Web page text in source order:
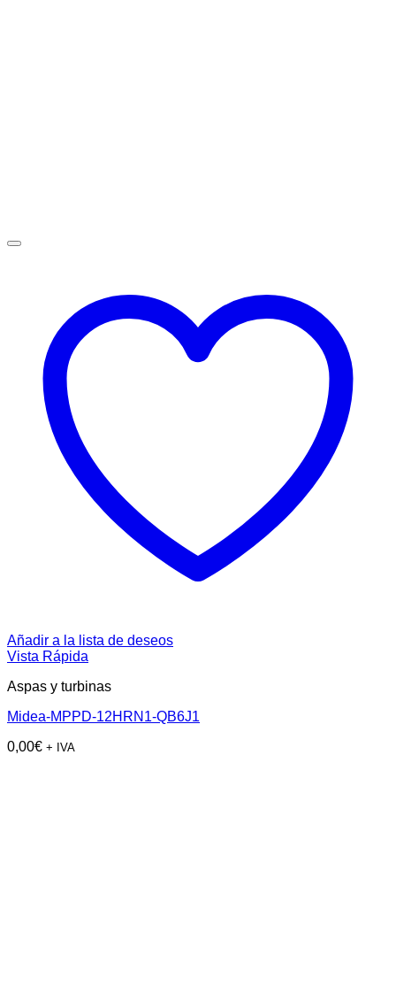
Añadir a la lista de deseos
Vista Rápida
Aspas y turbinas
Midea-MPPD-12HRN1-QB6J1
0,00€ + IVA